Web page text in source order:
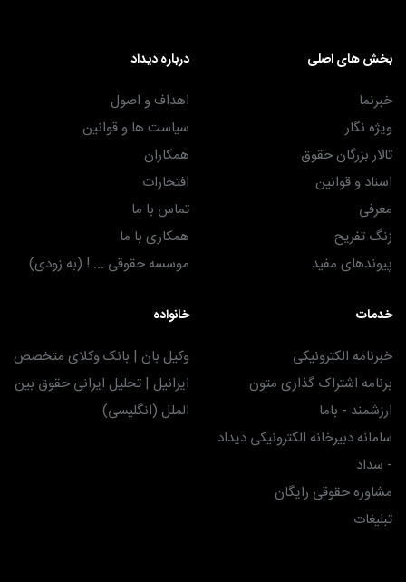
بخش های اصلی
خبرنما
ویژه نگار
تالار بزرگان حقوق
اسناد و قوانین
معرفی
زنگ تفریح
پیوندهای مفید
درباره دیداد
اهداف و اصول
سیاست ها و قوانین
همکاران
افتخارات
تماس با ما
همکاری با ما
موسسه حقوقی ... ! (به زودی)
خدمات
خبرنامه الکترونیکی
برنامه اشتراک گذاری متون
ارزشمند - باما
سامانه دبیرخانه الکترونیکی دیداد
- سداد
مشاوره حقوقی رایگان
تبلیغات
خانواده
وکیل بان | بانک وکلای متخصص
ایرانیل | تحلیل ایرانی حقوق بین
الملل (انگلیسی)